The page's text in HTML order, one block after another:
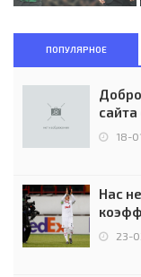
ПОПУЛЯРНОЕ
18-
Нас
23-